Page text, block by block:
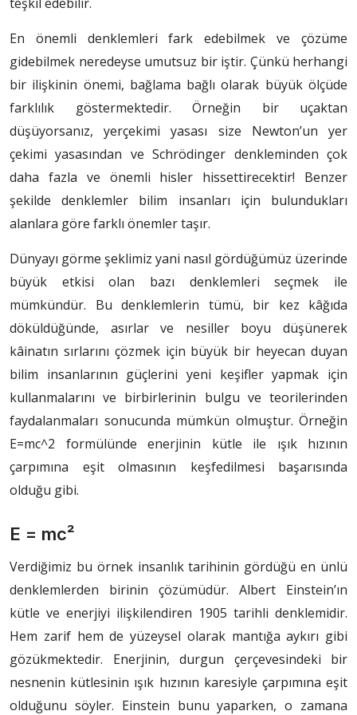
En önemli denklemleri fark edebilmek ve çözüme
gidebilmek neredeyse umutsuz bir iştir. Çünkü herhangi
bir ilişkinin önemi, bağlama bağlı olarak büyük ölçüde
farklılık göstermektedir. Örneğin bir uçaktan
düşüyorsanız, yerçekimi yasası size Newton’un yer
çekimi yasasından ve Schrödinger denkleminden çok
daha fazla ve önemli hisler hissettirecektir! Benzer
şekilde denklemler bilim insanları için bulundukları
alanlara göre farklı önemler taşır.
Dünyayı görme şeklimiz yani nasıl gördüğümüz üzerinde
büyük etkisi olan bazı denklemleri seçmek ile
mümkündür. Bu denklemlerin tümü, bir kez kâğıda
döküldüğünde, asırlar ve nesiller boyu düşünerek
kâinatın sırlarını çözmek için büyük bir heyecan duyan
bilim insanlarının güçlerini yeni keşifler yapmak için
kullanmalarını ve birbirlerinin bulgu ve teorilerinden
faydalanmaları sonucunda mümkün olmuştur. Örneğin
E=mc^2 formülünde enerjinin kütle ile ışık hızının
çarpımına eşit olmasının keşfedilmesi başarısında
olduğu gibi.
E = mc²
Verdiğimiz bu örnek insanlık tarihinin gördüğü en ünlü
denklemlerden birinin çözümüdür. Albert Einstein’ın
kütle ve enerjiyi ilişkilendiren 1905 tarihli denklemidir.
Hem zarif hem de yüzeysel olarak mantığa aykırı gibi
gözükmektedir. Enerjinin, durgun çerçevesindeki bir
nesnenin kütlesinin ışık hızının karesiyle çarpımına eşit
olduğunu söyler. Einstein bunu yaparken, o zamana